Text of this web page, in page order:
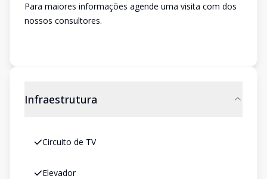
Para maiores informações agende uma visita com dos
nossos consultores.
Infraestrutura
Circuito de TV
Elevador